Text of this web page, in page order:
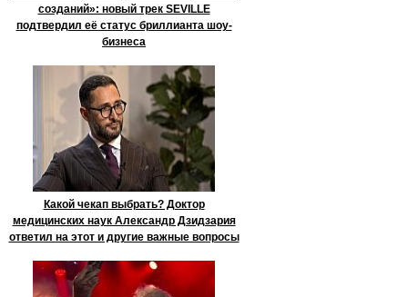
созданий»: новый трек SEVILLE
подтвердил её статус бриллианта шоу-
бизнеса
Какой чекап выбрать? Доктор
медицинских наук Александр Дзидзария
ответил на этот и другие важные вопросы